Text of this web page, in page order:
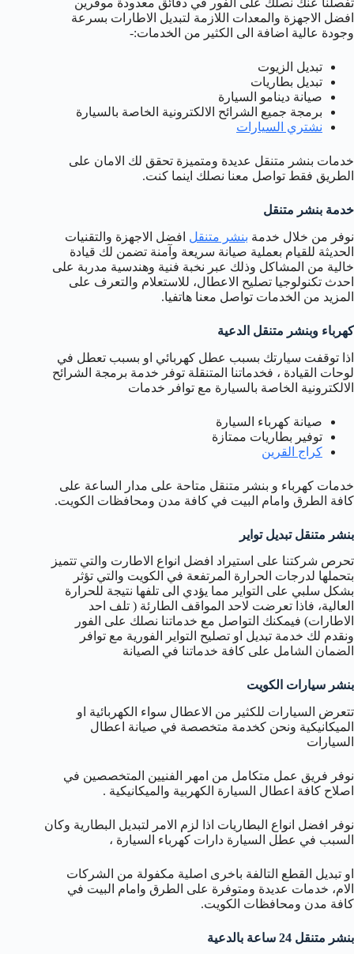
تفصلنا عنك نصلك على الفور في دقائق معدودة موفرين
افضل الاجهزة والمعدات اللازمة لتبديل الاطارات بسرعة
وجودة عالية اضافة الى الكثير من الخدمات:-
تبديل الزيوت
تبديل بطاريات
صيانة دينامو السيارة
برمجة جميع الشرائح الالكترونية الخاصة بالسيارة
نشتري السيارات
خدمات بنشر متنقل عديدة ومتميزة تحقق لك الامان على
الطريق فقط تواصل معنا نصلك اينما كنت.
خدمة بنشر متنقل
نوفر من خلال خدمة بنشر متنقل افضل الاجهزة والتقنيات
الحديثة للقيام بعملية صيانة سريعة وآمنة تضمن لك قيادة
خالية من المشاكل وذلك عبر نخبة فنية وهندسية مدربة على
احدث تكنولوجيا تصليح الاعطال، للاستعلام والتعرف على
المزيد من الخدمات تواصل معنا هاتفيا.
كهرباء وبنشر متنقل الدعية
اذا توقفت سيارتك بسبب عطل كهربائي او بسبب تعطل في
لوحات القيادة ، فخدماتنا المتنقلة توفر خدمة برمجة الشرائح
الالكترونية الخاصة بالسيارة مع توافر خدمات
صيانة كهرباء السيارة
توفير بطاريات ممتازة
كراج القرين
خدمات كهرباء و بنشر متنقل متاحة على مدار الساعة على
كافة الطرق وامام البيت في كافة مدن ومحافظات الكويت.
بنشر متنقل تبديل تواير
تحرص شركتنا على استيراد افضل انواع الاطارت والتي تتميز
بتحملها لدرجات الحرارة المرتفعة في الكويت والتي تؤثر
بشكل سلبي على التواير مما يؤدي الى تلفها نتيجة للحرارة
العالية، فاذا تعرضت لاحد المواقف الطارئة ( تلف احد
الاطارات) فيمكنك التواصل مع خدماتنا نصلك على الفور
ونقدم لك خدمة تبديل او تصليح التواير الفورية مع توافر
الضمان الشامل على كافة خدماتنا في الصيانة
بنشر سيارات الكويت
تتعرض السيارات للكثير من الاعطال سواء الكهربائية او
الميكانيكية ونحن كخدمة متخصصة في صيانة اعطال
السيارات
نوفر فريق عمل متكامل من امهر الفنيين المتخصصين في
اصلاح كافة اعطال السيارة الكهربية والميكانيكية .
نوفر افضل انواع البطاريات اذا لزم الامر لتبديل البطارية وكان
السبب في عطل السيارة دارات كهرباء السيارة ،
او تبديل القطع التالفة باخرى اصلية مكفولة من الشركات
الام، خدمات عديدة ومتوفرة على الطرق وامام البيت في
كافة مدن ومحافظات الكويت.
بنشر متنقل 24 ساعة بالدعية